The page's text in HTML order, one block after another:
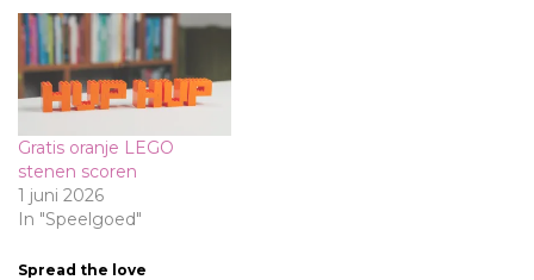
Gratis oranje LEGO
stenen scoren
1 juni 2026
In "Speelgoed"
Spread the love